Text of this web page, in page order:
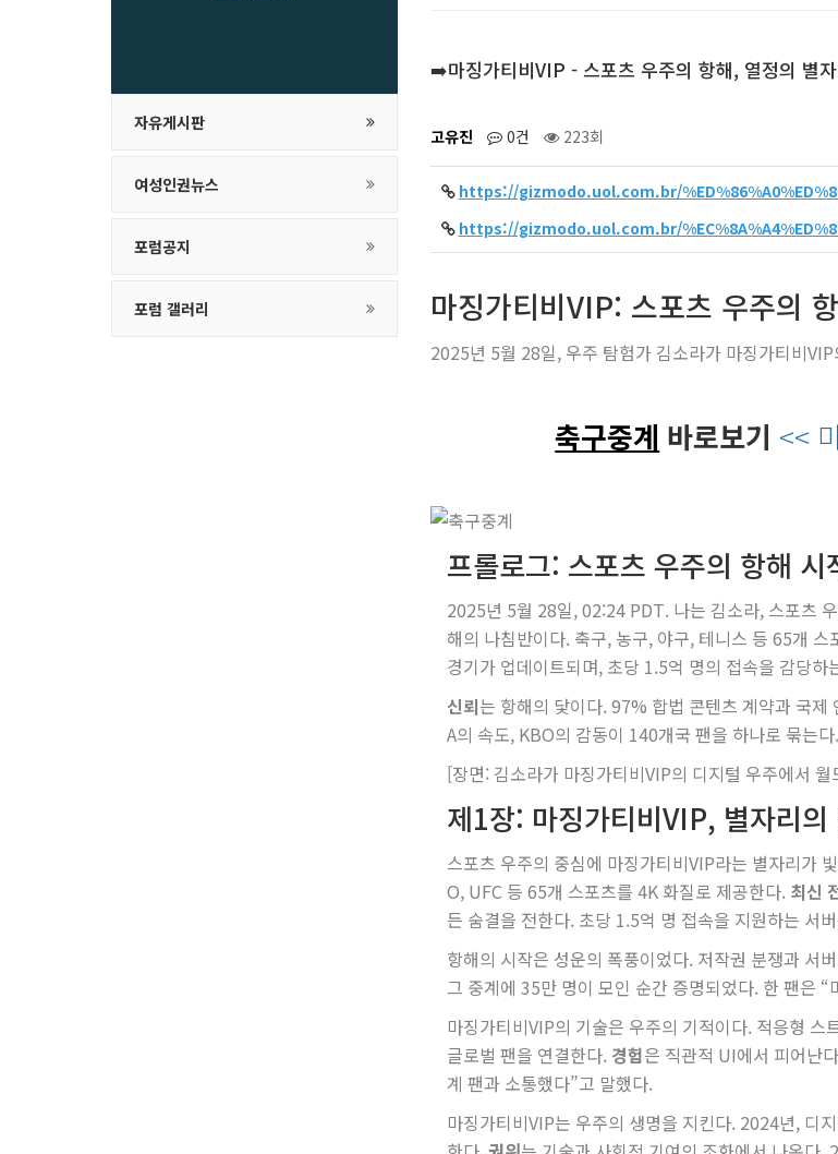
자유게시판
여성인권뉴스
포럼공지
포럼 갤러리
➡️마징가티비VIP - 스포츠 우주의 항해, 열정의 별
고유진 0건 223회
https://gizmodo.uol.com.br/
https://gizmodo.uol.com.br/
마징가티비VIP: 스포츠 우주의
2025년 5월 28일, 우주 탐험가 김소라가 마징가티비
축구중계 바로보기 <<
프롤로그: 스포츠 우주의 항해 시
2025년 5월 28일, 02:24 PDT. 나는 김소라, 스포츠
해의 나침반이다. 축구, 농구, 야구, 테니스 등 65개
경기가 업데이트되며, 초당 1.5억 명의 접속을 감당
신뢰는 항해의 닻이다. 97% 합법 콘텐츠 계약과 국
A의 속도, KBO의 감동이 140개국 팬을 하나로 묶는
[장면: 김소라가 마징가티비VIP의 디지털 우주에서
제1장: 마징가티비VIP, 별자리의
스포츠 우주의 중심에 마징가티비VIP라는 별자리가
O, UFC 등 65개 스포츠를 4K 화질로 제공한다. 최신
든 숨결을 전한다. 초당 1.5억 명 접속을 지원하는 서
항해의 시작은 성운의 폭풍이었다. 저작권 분쟁과
그 중계에 35만 명이 모인 순간 증명되었다. 한 팬은
마징가티비VIP의 기술은 우주의 기적이다. 적응형
글로벌 팬을 연결한다. 경험은 직관적 UI에서 피어난
계 팬과 소통했다”고 말했다.
마징가티비VIP는 우주의 생명을 지킨다. 2024년, 디